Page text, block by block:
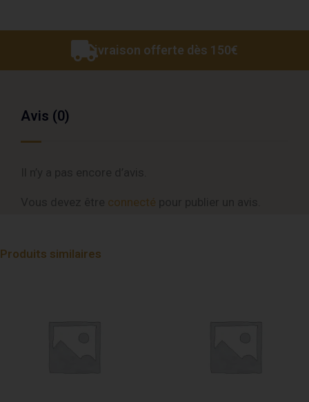
Livraison offerte dès 150€
Avis (0)
connecté
Produits similaires